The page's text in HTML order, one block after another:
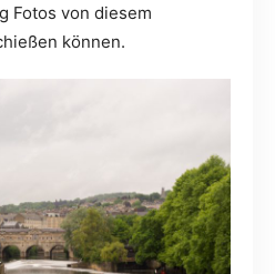
Fotos von diesem
können.